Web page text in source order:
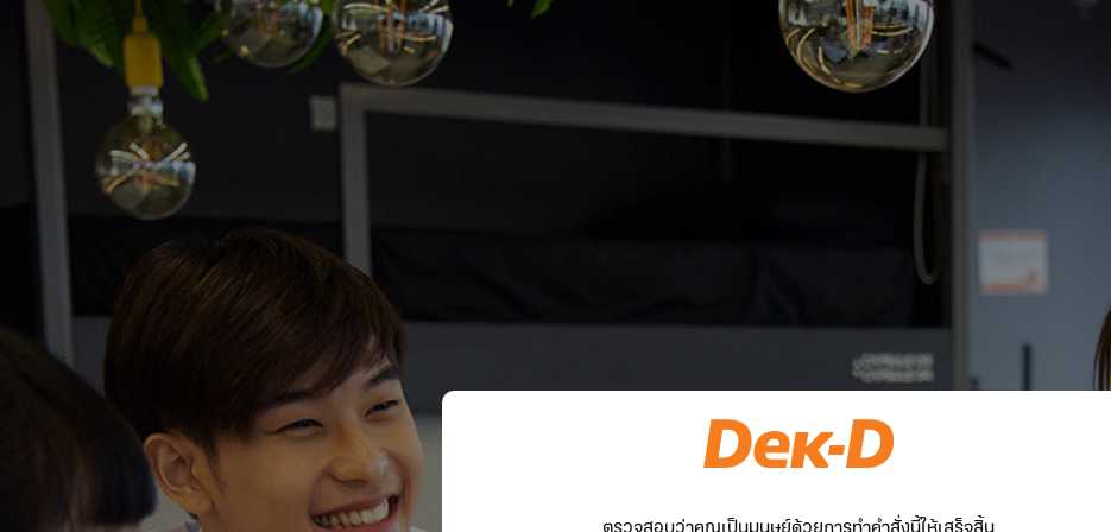
ตรวจสอบว่าคุณเป็นมนุษย์ด้วยการทำคำสั่งนี้ให้เสร็จสิ้น